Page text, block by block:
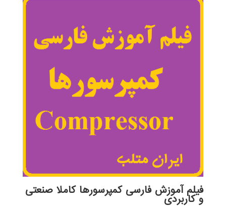
فیلم آموزش فارسی کمپرسورها کاملا صنعتی
و کاربردی